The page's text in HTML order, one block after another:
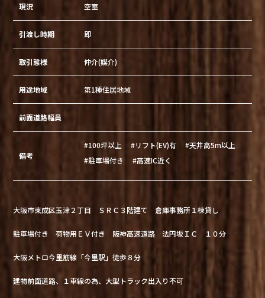
現況 空室
引渡し時期 即
取引態様 仲介(媒介)
用途地域 第1種住居地域
前面道路幅員
備考
#100坪以上 #リフト(EV)有
#天井高5m以上
#駐車場付き
#高速IC近く
大阪市東成区玉津２丁目 ＳＲＣ３階建て 倉庫事務所１棟貸し
駐車場付き 荷物用ＥＶ付き 阪神高速道路 法円坂ＩＣ １０分
大阪メトロ今里筋線「今里駅」徒歩８分
建物前面道路、１車線の為、大型トラック出入り不可